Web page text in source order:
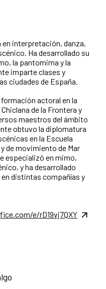
interpretación, danza,
Ha desarrollado su
la pantomima y la
imparte clases y
ciudades de España.
actoral en la
de la Frontera y
maestros del ámbito
obtuvo la diplomatura
en la Escuela
de movimiento de Mar
especializó en mimo,
y ha desarrollado
distintas compañías y
e/rD19vj7QXY